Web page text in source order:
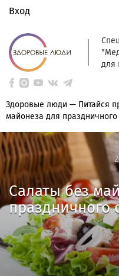
Вход
для
Здоровые люди — Питайся
майонеза для праздничного
Салаты без
праздничного